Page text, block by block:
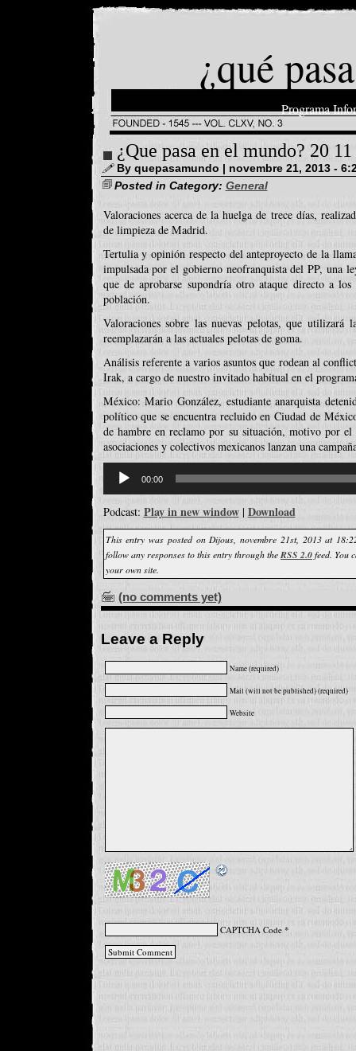
¿qué
Programa
¿Que pasa en el mundo? 20
By quepasamundo | novembre 21, 2013 -
Posted in Category: General
Valoraciones acerca de la huelga de trece días,
de limpieza de Madrid.
Tertulia y opinión respecto del anteproyecto de la
impulsada por el gobierno neofranquista del PP, una
que de aprobarse supondría otro ataque directo a
población.
Valoraciones sobre las nuevas pelotas, que
reemplazarán a las actuales pelotas de goma.
Análisis referente a varios asuntos que rodean al
Irak, a cargo de nuestro invitado habitual en el
México: Mario González, estudiante anarquista
político que se encuentra recluido en Ciudad de
de hambre en reclamo por su situación, motivo por
asociaciones y colectivos mexicanos lanzan una
d'àudio
00:00
Podcast: Play in new window| Download
This entry was posted on Dijous, novembre 21st, 2013 at
follow any responses to this entry through theRSS 2.0feed. You
your own site.
(no comments yet)
Leave a Reply
Name (required)
Mail (will not be published) (required)
Website
CAPTCHA Code*